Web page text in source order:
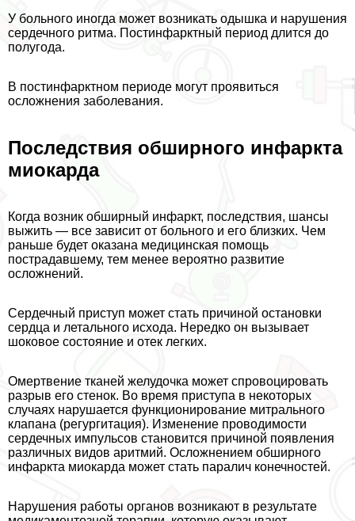
У больного иногда может возникать одышка и нарушения
сердечного ритма. Постинфарктный период длится до
полугода.
В постинфарктном периоде могут проявиться
осложнения заболевания.
Последствия обширного инфаркта
миокарда
Когда возник обширный инфаркт, последствия, шансы
выжить — все зависит от больного и его близких. Чем
раньше будет оказана медицинская помощь
пострадавшему, тем менее вероятно развитие
осложнений.
Сердечный приступ может стать причиной остановки
сердца и летального исхода. Нередко он вызывает
шоковое состояние и отек легких.
Омертвение тканей желудочка может спровоцировать
разрыв его стенок. Во время приступа в некоторых
случаях нарушается функционирование митрального
клапана (регургитация). Изменение проводимости
сердечных импульсов становится причиной появления
различных видов аритмий. Осложнением обширного
инфаркта миокарда может стать паралич конечностей.
Нарушения работы органов возникают в результате